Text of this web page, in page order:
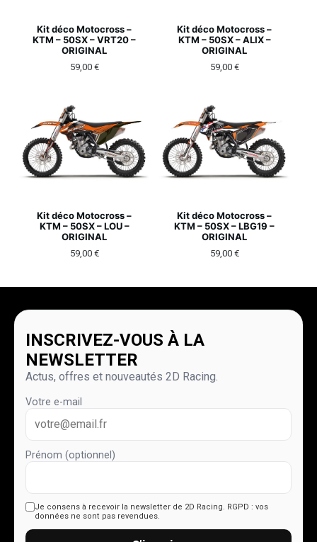
Kit déco Motocross –
KTM – 50SX – VRT20 –
ORIGINAL
59,00 €
Kit déco Motocross –
KTM – 50SX – ALIX –
ORIGINAL
59,00 €
Kit déco Motocross –
KTM – 50SX – LOU –
ORIGINAL
59,00 €
Kit déco Motocross –
KTM – 50SX – LBG19 –
ORIGINAL
59,00 €
INSCRIVEZ-VOUS À LA
NEWSLETTER
Actus, offres et nouveautés 2D Racing.
Votre e-mail
Prénom (optionnel)
Je consens à recevoir la newsletter de 2D Racing. RGPD : vos
données ne sont pas revendues.